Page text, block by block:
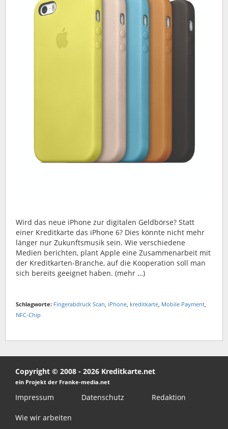
Wird das neue iPhone zur digitalen Geldbörse? Statt
einer Kreditkarte das iPhone 6? Dies könnte nicht mehr
länger nur Zukunftsmusik sein. Wie verschiedene
Medien berichten, plant Apple eine Zusammenarbeit mit
der Kreditkarten-Branche, auf die Kooperation soll man
sich bereits geeignet haben. (mehr …)
Schlagworte: Fingerabdruck Scan iPhone kreditkarte Mobile Payment
NFC-Chip
Copyright © 2008 - 2026 Kreditkarte.net
ein Projekt der Franke-media.net
Impressum Datenschutz Redaktion
Wie wir arbeiten